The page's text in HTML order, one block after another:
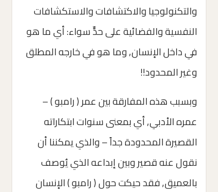
والتكنولوجيا والاكتشافات والاستكشافات
النفسية والفضائية على حدٍّ سواء: أي ما هو
في داخل الإنسان, وما هو في خارجه المطلق
وغير المحدود!!
وبسبب هذه المفارقة بين عمر ( رامبو ) –
عمره الأدبي, أي بمعنى سنوات ابتكاراته
القصيرة المحدودة جداً – والذي يمكننا أن
نقول عنه قصير وبين إبداعه الذي يُوصف
بالعميق, فقد حيكت حول ( رامبو ) الإنسان